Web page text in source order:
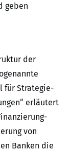
geben
der
für Strategie-
erläutert
von
Banken die